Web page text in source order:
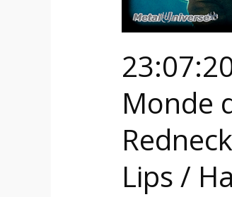
Monde
Lips /
Project
/
Wine
Lips
/
Hańba!)
(Chicoutimi)